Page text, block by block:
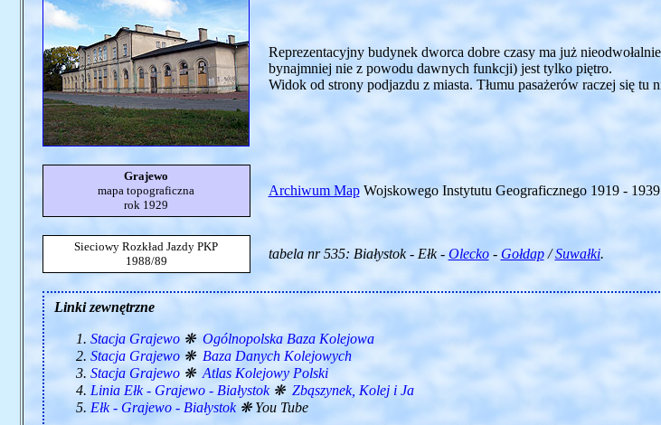
Reprezentacyjny budynek dworca dobre czasy ma już
bynajmniej nie z powodu dawnych funkcji) jest tylko piętro.
Widok od strony podjazdu z miasta. Tłumu pasażerów raczej się tu
Grajewo
mapa topograficzna
rok 1929
Archiwum MapWojskowego Instytutu Geograficznego 1919 -
Sieciowy Rozkład Jazdy PKP
1988/89
tabela nr 535: Białystok - Ełk - Olecko- Gołdap/Suwałki.
Linki zewnętrzne
Stacja Grajewo❋ Ogólnopolska Baza Kolejowa
Stacja Grajewo❋ Baza Danych Kolejowych
Stacja Grajewo❋ Atlas Kolejowy Polski
Linia Ełk - Grajewo - Białystok❋ Zbąszynek, Kolej i Ja
Ełk - Grajewo - Białystok❋ You Tube